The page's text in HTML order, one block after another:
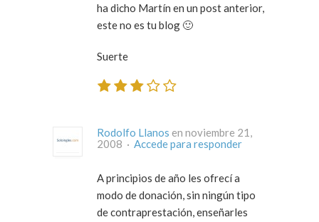
ha dicho Martín en un post anterior,
este no es tu blog 🙂
Suerte
Rodolfo Llanos en noviembre 21,
2008 · Accede para responder
A principios de año les ofrecí a
modo de donación, sin ningún tipo
de contraprestación, enseñarles